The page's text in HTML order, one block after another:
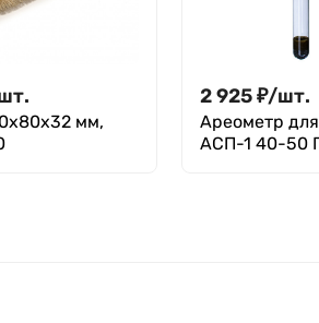
мм,
2 925₽/шт.
Ареометр
АСП-1 40-50